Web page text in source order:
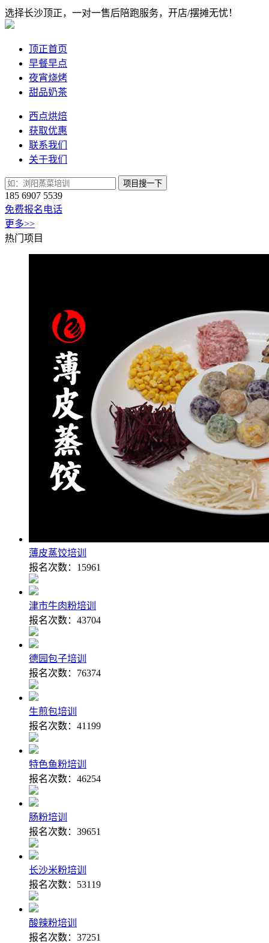
选择长沙顶正，一对一售后陪跑服务，开店/摆摊无忧！
顶正首页
早餐早点
夜宵烧烤
甜品奶茶
西点烘焙
获取优惠
联系我们
关于我们
项目搜一下
185 6907 5539
免费报名电话
更多>>
热门项目
薄皮蒸饺培训
报名次数： 15961
津市牛肉粉培训
报名次数： 43704
德园包子培训
报名次数： 76374
生煎包培训
报名次数： 41199
特色鱼粉培训
报名次数： 46254
肠粉培训
报名次数： 39651
长沙米粉培训
报名次数： 53119
酸辣粉培训
报名次数： 37251